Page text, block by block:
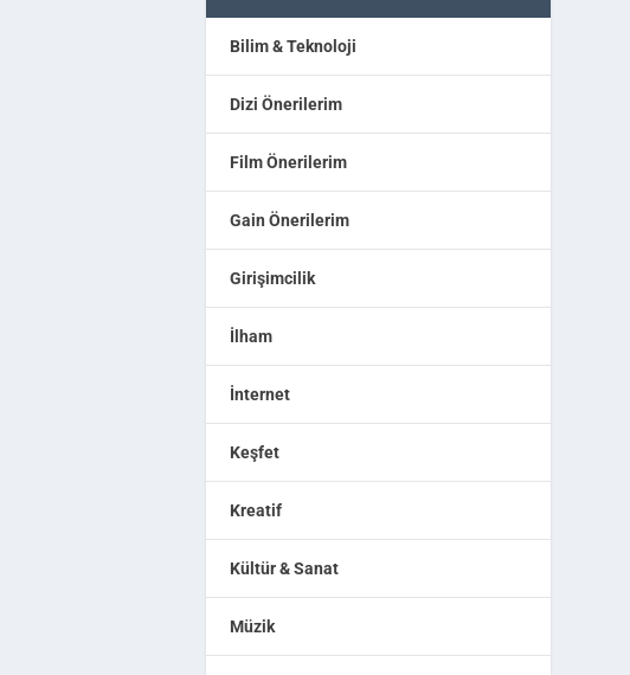
Bilim & Teknoloji
Dizi Önerilerim
Film Önerilerim
Gain Önerilerim
Girişimcilik
İlham
İnternet
Keşfet
Kreatif
Kültür & Sanat
Müzik